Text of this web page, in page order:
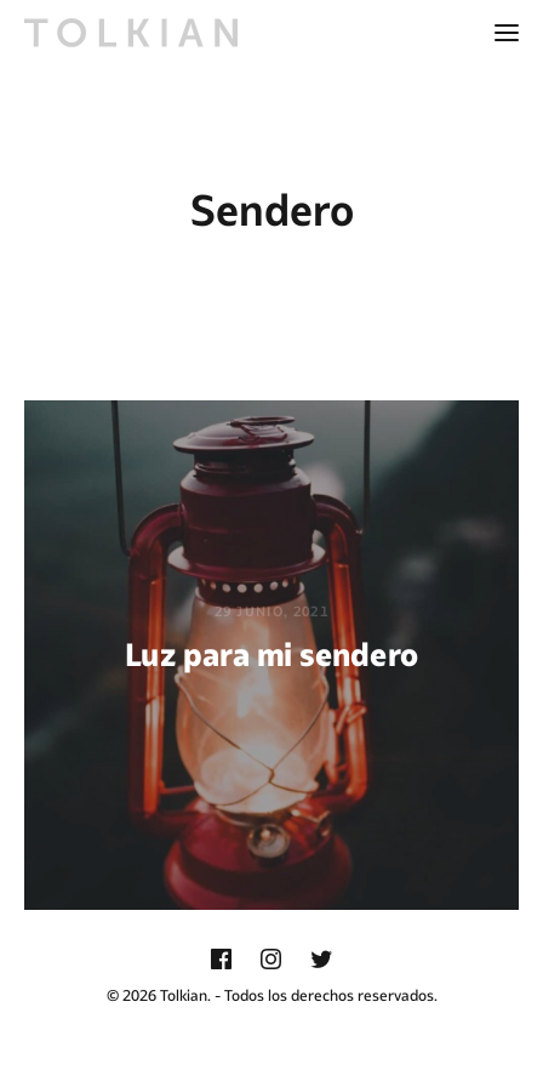
Sendero
29 JUNIO, 2021
Luz para mi sendero
POR GABRIEL M. ACUÑA
© 2026 Tolkian. - Todos los derechos reservados.